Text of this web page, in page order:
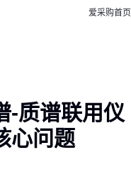
爱采购首页
-质谱联用仪
心问题